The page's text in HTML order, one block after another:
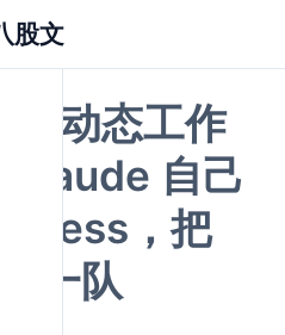
股文
动态工作
自己
，把
一队